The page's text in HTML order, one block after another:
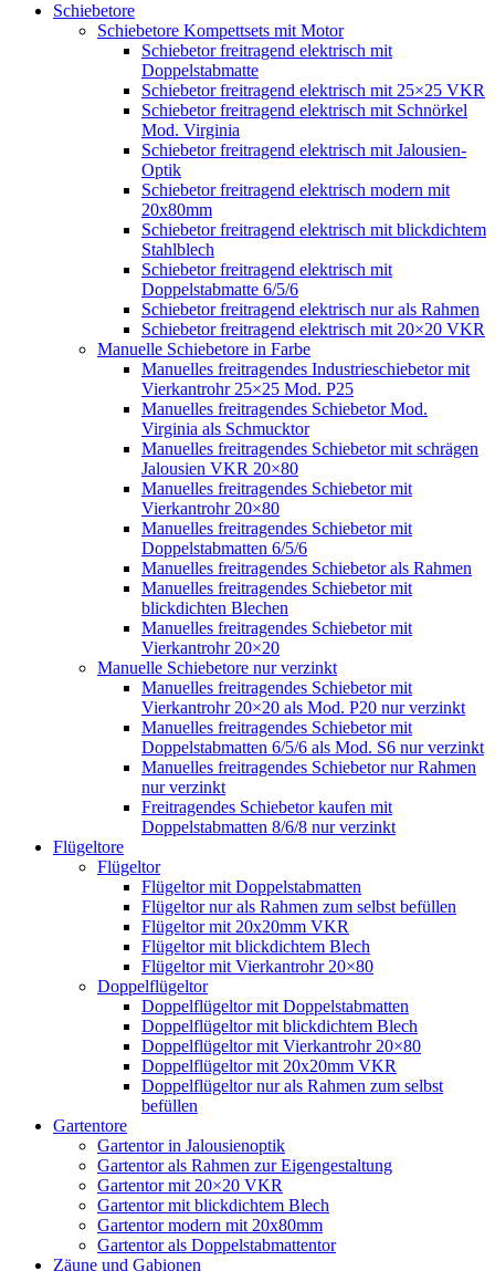
Schiebetore
Schiebetore Kompettsets mit Motor
Schiebetor freitragend elektrisch mit
Doppelstabmatte
Schiebetor freitragend elektrisch mit 25×25 VKR
Schiebetor freitragend elektrisch mit Schnörkel
Mod. Virginia
Schiebetor freitragend elektrisch mit Jalousien-
Optik
Schiebetor freitragend elektrisch modern mit
20x80mm
Schiebetor freitragend elektrisch mit blickdichtem
Stahlblech
Schiebetor freitragend elektrisch mit
Doppelstabmatte 6/5/6
Schiebetor freitragend elektrisch nur als Rahmen
Schiebetor freitragend elektrisch mit 20×20 VKR
Manuelle Schiebetore in Farbe
Manuelles freitragendes Industrieschiebetor mit
Vierkantrohr 25×25 Mod. P25
Manuelles freitragendes Schiebetor Mod.
Virginia als Schmucktor
Manuelles freitragendes Schiebetor mit schrägen
Jalousien VKR 20×80
Manuelles freitragendes Schiebetor mit
Vierkantrohr 20×80
Manuelles freitragendes Schiebetor mit
Doppelstabmatten 6/5/6
Manuelles freitragendes Schiebetor als Rahmen
Manuelles freitragendes Schiebetor mit
blickdichten Blechen
Manuelles freitragendes Schiebetor mit
Vierkantrohr 20×20
Manuelle Schiebetore nur verzinkt
Manuelles freitragendes Schiebetor mit
Vierkantrohr 20×20 als Mod. P20 nur verzinkt
Manuelles freitragendes Schiebetor mit
Doppelstabmatten 6/5/6 als Mod. S6 nur verzinkt
Manuelles freitragendes Schiebetor nur Rahmen
nur verzinkt
Freitragendes Schiebetor kaufen mit
Doppelstabmatten 8/6/8 nur verzinkt
Flügeltore
Flügeltor
Flügeltor mit Doppelstabmatten
Flügeltor nur als Rahmen zum selbst befüllen
Flügeltor mit 20x20mm VKR
Flügeltor mit blickdichtem Blech
Flügeltor mit Vierkantrohr 20×80
Doppelflügeltor
Doppelflügeltor mit Doppelstabmatten
Doppelflügeltor mit blickdichtem Blech
Doppelflügeltor mit Vierkantrohr 20×80
Doppelflügeltor mit 20x20mm VKR
Doppelflügeltor nur als Rahmen zum selbst
befüllen
Gartentore
Gartentor in Jalousienoptik
Gartentor als Rahmen zur Eigengestaltung
Gartentor mit 20×20 VKR
Gartentor mit blickdichtem Blech
Gartentor modern mit 20x80mm
Gartentor als Doppelstabmattentor
Zäune und Gabionen